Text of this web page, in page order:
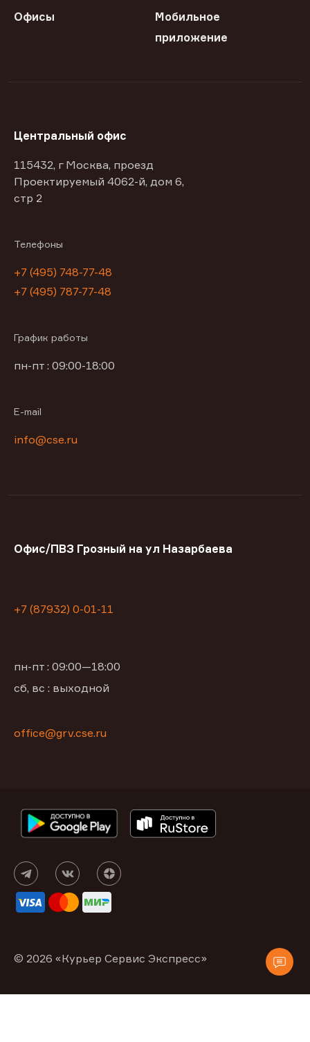
Офисы
Мобильное
приложение
Центральный офис
115432, г Москва, проезд
Проектируемый 4062-й, дом 6,
стр 2
Телефоны
+7 (495) 748-77-48
+7 (495) 787-77-48
График работы
пн-пт : 09:00-18:00
E-mail
info@cse.ru
Офис/ПВЗ Грозный на ул Назарбаева
+7 (87932) 0-01-11
пн-пт : 09:00—18:00
сб, вс : выходной
office@grv.cse.ru
© 2026 «Курьер Сервис Экспресс»